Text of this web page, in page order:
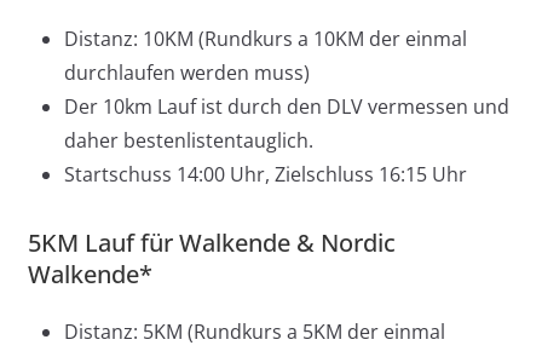
Distanz: 10KM (Rundkurs a 10KM der einmal
durchlaufen werden muss)
Der 10km Lauf ist durch den DLV vermessen und
daher bestenlistentauglich.
Startschuss 14:00 Uhr, Zielschluss 16:15 Uhr
5KM Lauf für Walkende & Nordic
Walkende*
Distanz: 5KM (Rundkurs a 5KM der einmal